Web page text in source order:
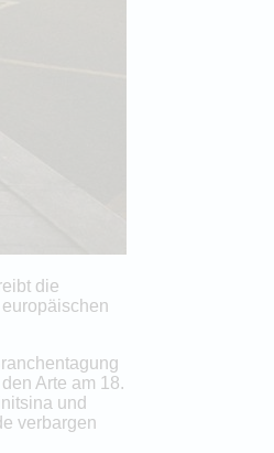
die
Arte am 18.
und
verbargen